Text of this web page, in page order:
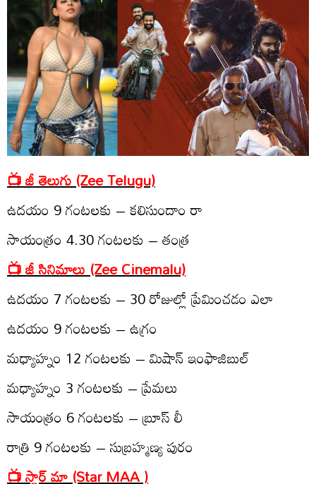
📺 జీ తెలుగు (Zee Telugu)
ఉద‌యం 9 గంట‌ల‌కు – క‌లిసుందాం రా
సాయంత్రం 4.30 గంట‌ల‌కు – తంత్ర‌
📺 జీ సినిమాలు (Zee Cinemalu)
ఉద‌యం 7 గంట‌ల‌కు – 30 రోజుల్లో ప్రేమించ‌డం ఎలా
ఉద‌యం 9 గంట‌ల‌కు – ఉగ్రం
మధ్యాహ్నం 12 గంట‌లకు – మిషాన్ ఇంఫాజిబుల్‌
మధ్యాహ్నం 3 గంట‌ల‌కు – ప్రేమ‌లు
సాయంత్రం 6 గంట‌ల‌కు – బ్రూస్ లీ
రాత్రి 9 గంట‌ల‌కు – సుబ్ర‌హ్మ‌ణ్య పురం
📺 స్టార్ మా (Star MAA )